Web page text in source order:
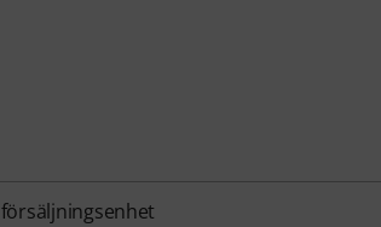
försäljningsenhet